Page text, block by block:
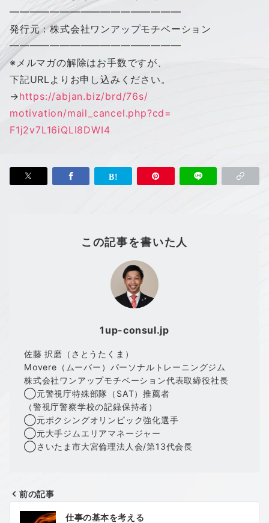
━━━━━━━━━━━━━━━━━
発行元：株式会社ワンアップモチベーション
━━━━━━━━━━━━━━━━━
※メルマガの解除はお手数ですが、
下記URLよりお申し込みください。
→https://abjan.biz/brd/76s/
motivation/mail_cancel.php?cd=
F1j2v7L16iQLI8DWI4
この記事を書いた人
1up-consul.jp
佐藤 択磨（さとうたくま）
Movere（ムーバー）パーソナルトレーニングジム
株式会社ワンアップモチベーション代表取締役社長
◯元警視庁特殊部隊（SAT）推薦者
（警視庁警察学校の記録保持者）
◯元ボクシングオリンピック強化選手
◯元大手ジムエリアマネージャー
◯さいたま市大宮倫理法人会/第13代会長
投
前の記事
仕事の基本を考える